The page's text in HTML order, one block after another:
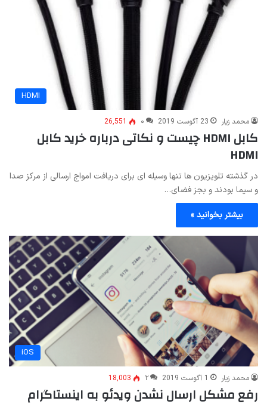
HDMI
محمد زیار 23 آگوست 2019 ۰ 26,551
کابل HDMI چیست و نکاتی درباره خرید کابل
HDMI
در گذشته تلویزیون ها تنها وسیله ای برای دریافت امواج ارسالی از مرکز صدا
و سیما بودند و بجز فضای…
بیشتر بخوانید »
iOS
محمد زیار 1 آگوست 2019 ۲ 18,003
رفع مشکل ارسال نشدن ویدئو به اینستاگرام